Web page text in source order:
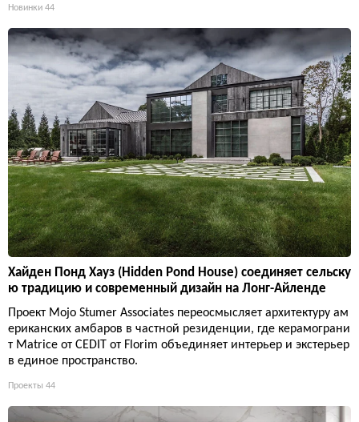
Новинки 44
Хайден Понд Хауз (Hidden Pond House) соединяет сельску
ю традицию и современный дизайн на Лонг-Айленде
Проект Mojo Stumer Associates переосмысляет архитектуру ам
ериканских амбаров в частной резиденции, где керамограни
т Matrice от CEDIT от Florim объединяет интерьер и экстерьер
в единое пространство.
Проекты 44